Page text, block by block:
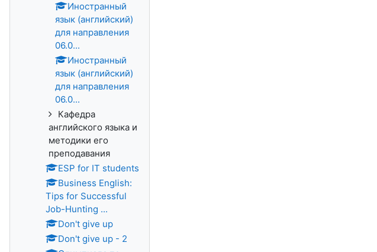
Иностранный
язык (английский)
для направления
06.0...
Иностранный
язык (английский)
для направления
06.0...
Кафедра
английского языка и
методики его
преподавания
ESP for IT students
Business English:
Tips for Successful
Job-Hunting ...
Don't give up
Don't give up - 2